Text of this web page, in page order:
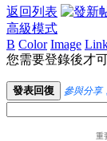
返回列表
高級模式
B Color Image
您需要登錄後才
發表回復 參與分享
重